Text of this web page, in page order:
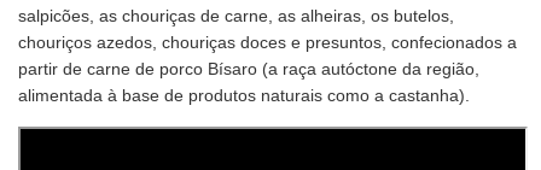
salpicões, as chouriças de carne, as alheiras, os butelos,
chouriços azedos, chouriças doces e presuntos, confecionados a
partir de carne de porco Bísaro (a raça autóctone da região,
alimentada à base de produtos naturais como a castanha).